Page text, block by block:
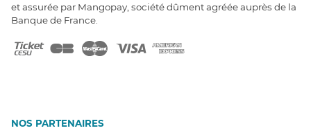
et assurée par Mangopay, société dûment agréée auprès de la
Banque de France.
NOS PARTENAIRES